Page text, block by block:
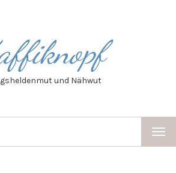
und Nähwut